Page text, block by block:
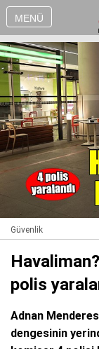
MENÜ
Güvenlik
polis
Adnan
dengesinin